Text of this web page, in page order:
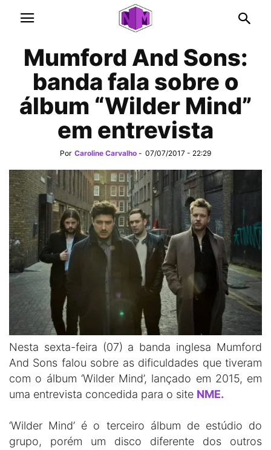
Mumford And Sons:
banda fala sobre o
álbum “Wilder Mind”
em entrevista
Por Caroline Carvalho - 07/07/2017 - 22:29
Nesta sexta-feira (07) a banda inglesa Mumford
And Sons falou sobre as dificuldades que tiveram
com o álbum ‘Wilder Mind’, lançado em 2015, em
uma entrevista concedida para o site NME.
‘Wilder Mind’ é o terceiro álbum de estúdio do
grupo, porém um disco diferente dos outros